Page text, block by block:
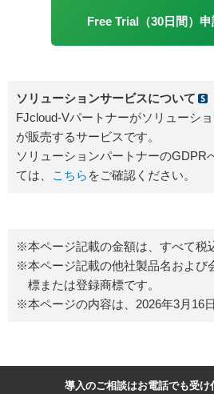
Free Trial（30日間）
ソリューションサービスについて
FJcloud-Vパートナーがソリューシ
が販売するサービスです。
ソリューションパートナーのGDPR
ては、
こちら をご確認ください。
※本ページ記載の金額は、すべて税
※本ページ記載の他社製品名および
標または登録商標です。
※本ページの内容は、2026年3月16
導入のご相談はお電話でも受け